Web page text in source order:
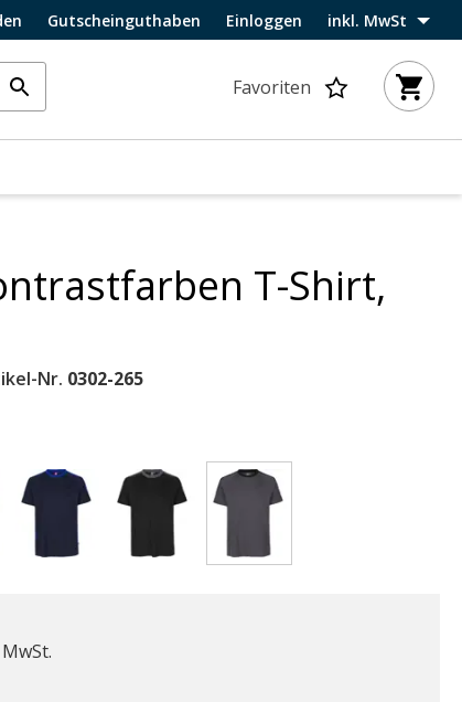
Gutscheinguthaben Einloggen inkl. MwSt
Favoriten
T-Shirt,
Nr. 0302-265